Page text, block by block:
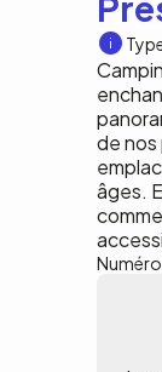
de nos
âges.